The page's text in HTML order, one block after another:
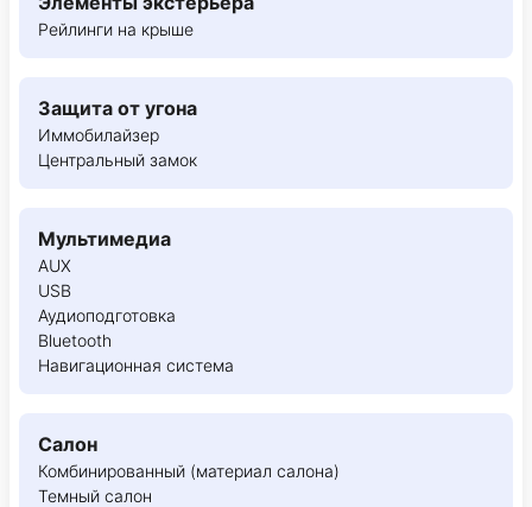
Рейлинги на крыше
Защита от угона
Иммобилайзер
Центральный замок
Мультимедиа
AUX
USB
Аудиоподготовка
Bluetooth
Навигационная система
Салон
Комбинированный (материал салона)
Темный салон